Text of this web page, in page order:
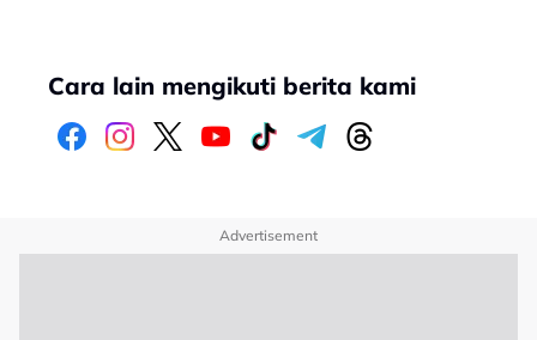
Cara lain mengikuti berita kami
Advertisement